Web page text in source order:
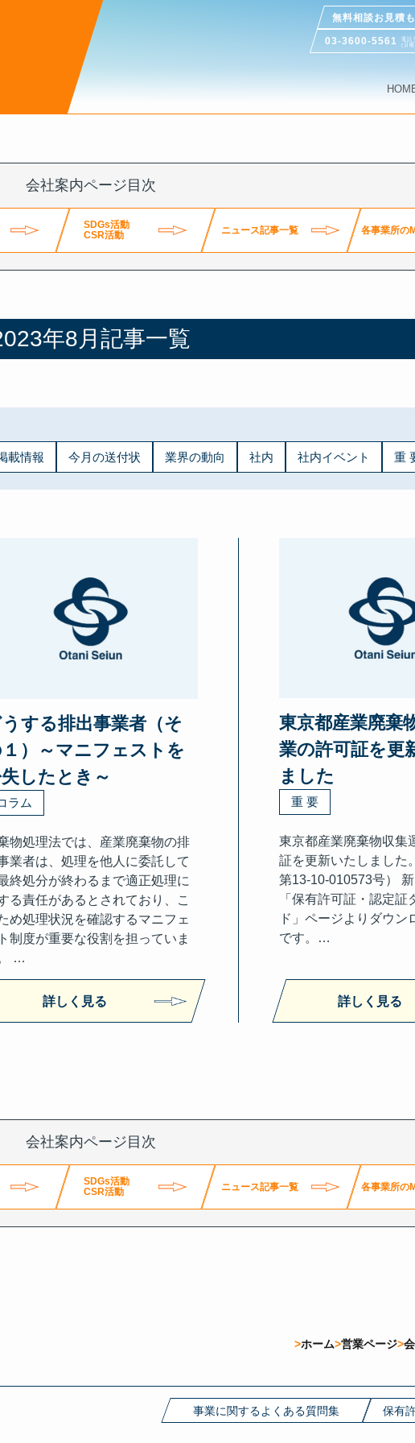
無料相談お見積
03-3600-5561
電話
(日
ース記事一覧
会社案内ページ目次
SDGs活動
CSR活動
ニュース記事一覧 各事業所の
年8月記事一覧
載情報 今月の送付状 業界の動向 社内 社内イベント 重
うする排出事業者（そ
）～マニフェストを
したとき～
ラム
物処理法では、産業廃棄物の排
業者は、処理を他人に委託して
終処分が終わるまで適正処理に
る責任があるとされており、こ
め処理状況を確認するマニフェ
制度が重要な役割を担っていま
…
詳しく見る
東京都産業廃棄
業の許可証を更
ました
重 要
東京都産業廃棄物収集
証を更新いたしました
第13-10-010573号）
「保有許可証・認定証
ド」ページよりダウン
です。…
詳しく見る
会社案内ページ目次
SDGs活動
CSR活動
ニュース記事一覧 各事業所の
ホーム 営業ページ
事業に関するよくある質問集 保有